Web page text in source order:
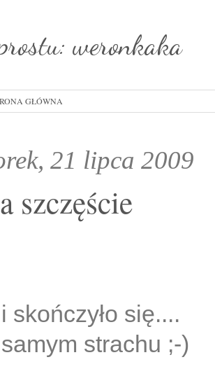
weronkaka
GŁÓWNA
21 lipca 2009
szczęście
skończyło się....
strachu ;-)